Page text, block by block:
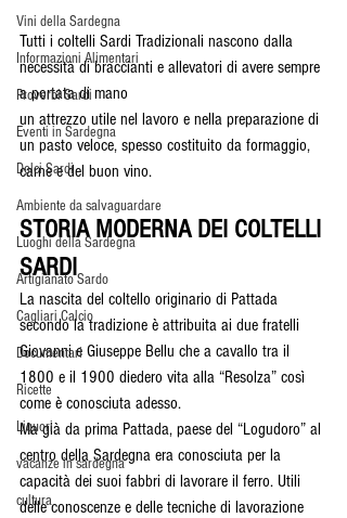
Vini della Sardegna
Informazioni Alimentari
Proverbi Sardi
Eventi in Sardegna
Dolci Sardi
Ambiente da salvaguardare
Luoghi della Sardegna
Artigianato Sardo
Cagliari Calcio
Documentari
Ricette
Liquori
vacanze in sardegna
cultura
Tutti i coltelli Sardi Tradizionali nascono dalla
necessità di braccianti e allevatori di avere sempre
a portata di mano
un attrezzo utile nel lavoro e nella preparazione di
un pasto veloce, spesso costituito da formaggio,
carne e del buon vino.
STORIA MODERNA DEI COLTELLI
SARDI
La nascita del coltello originario di Pattada
secondo la tradizione è attribuita ai due fratelli
Giovanni e Giuseppe Bellu che a cavallo tra il
1800 e il 1900 diedero vita alla “Resolza” così
come è conosciuta adesso.
Ma già da prima Pattada, paese del “Logudoro” al
centro della Sardegna era conosciuta per la
capacità dei suoi fabbri di lavorare il ferro. Utili
delle conoscenze e delle tecniche di lavorazione